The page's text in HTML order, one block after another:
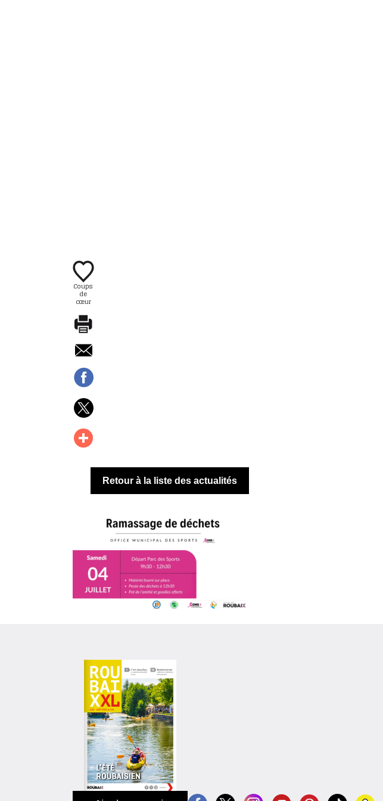
Coups
de
cœur
Retour à la liste des actualités